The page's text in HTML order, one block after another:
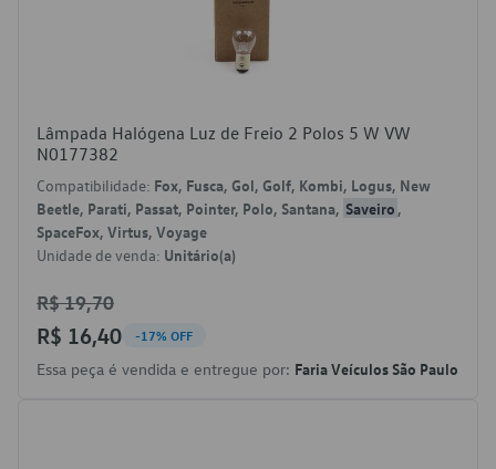
Lâmpada Halógena Luz de Freio 2 Polos 5 W VW
N0177382
Compatibilidade: Fox, Fusca, Gol, Golf, Kombi, Logus, New
Beetle, Parati, Passat, Pointer, Polo, Santana, Saveiro ,
SpaceFox, Virtus, Voyage
Unidade de venda: Unitário(a)
R$ 19,70
R$ 16,40 -17% OFF
Essa peça é vendida e entregue por: Faria Veículos São Paulo